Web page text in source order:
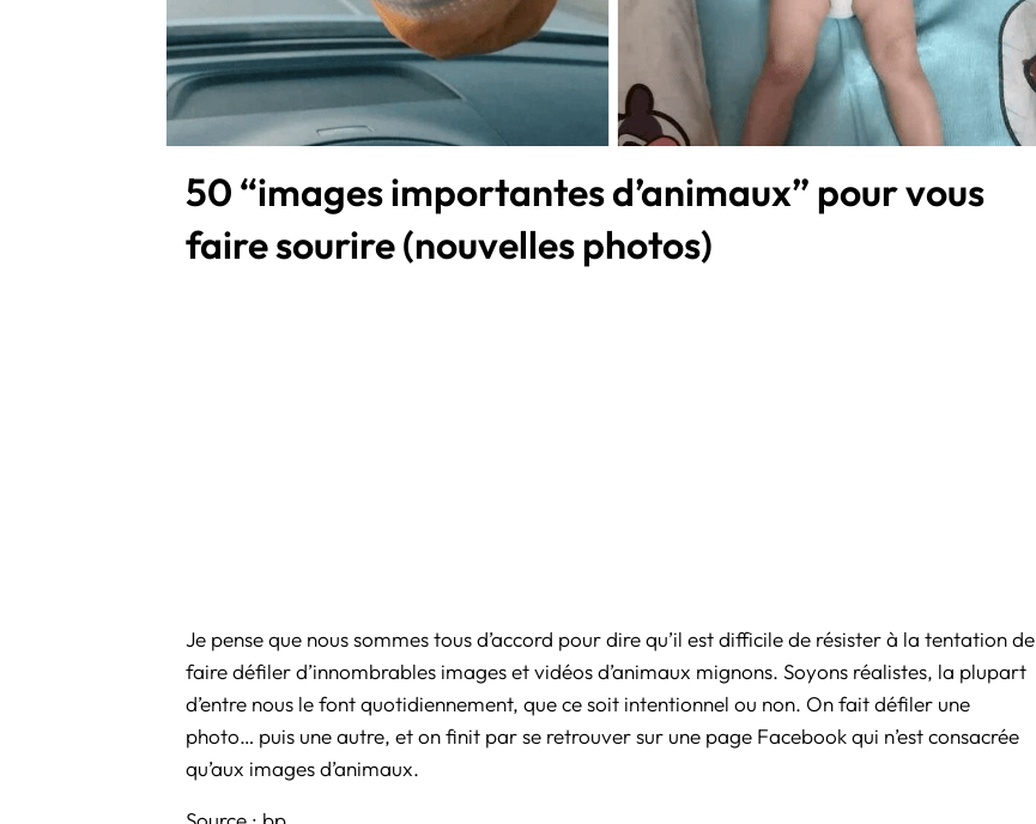
50 “images importantes d’animaux” pour vous
faire sourire (nouvelles photos)
Je pense que nous sommes tous d’accord pour dire qu’il est difficile de résister à la tentation de
faire défiler d’innombrables images et vidéos d’animaux mignons. Soyons réalistes, la plupart
d’entre nous le font quotidiennement, que ce soit intentionnel ou non. On fait défiler une
photo… puis une autre, et on finit par se retrouver sur une page Facebook qui n’est consacrée
qu’aux images d’animaux.